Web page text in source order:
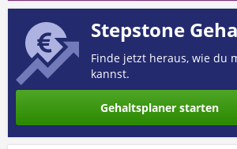
Stepstone
Finde jetzt heraus, wie du
kannst.
Gehaltsplaner starten